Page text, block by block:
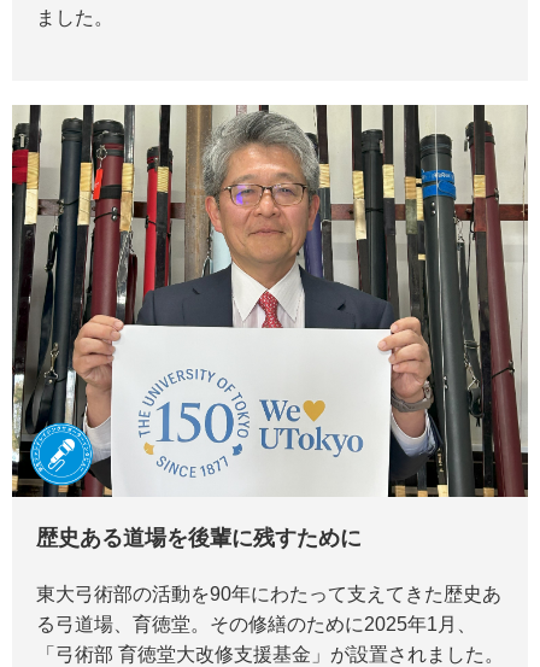
ました。
歴史ある道場を後輩に残すために
東大弓術部の活動を90年にわたって支えてきた歴史あ
る弓道場、育徳堂。その修繕のために2025年1月、
「弓術部 育徳堂大改修支援基金」が設置されました。